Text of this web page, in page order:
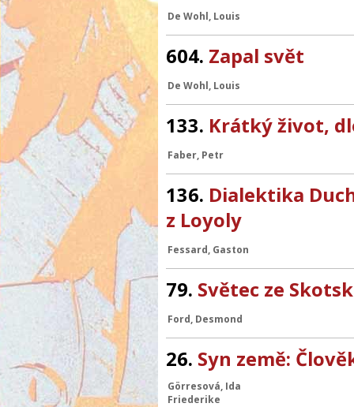
De Wohl, Louis
604. Zapal svět
De Wohl, Louis
133. Krátký život,
Faber, Petr
136. Dialektika
z Loyoly
Fessard, Gaston
79. Světec ze
Ford, Desmond
26. Syn země:
Görresová, Ida
Friederike